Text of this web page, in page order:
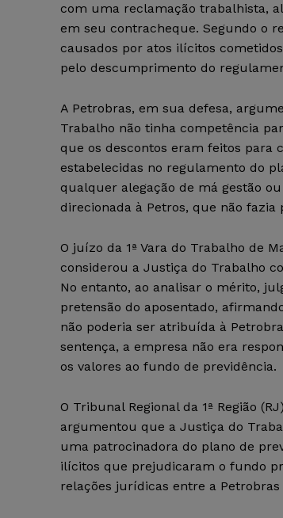
com uma reclamação trabalhista,
em seu contracheque. Segundo o
causados por atos ilícitos
pelo descumprimento do
A Petrobras, em sua defesa,
Trabalho não tinha competência
que os descontos eram feitos para
estabelecidas no regulamento do
qualquer alegação de má gestão
direcionada à Petros, que não fazia
O juízo da 1ª Vara do Trabalho de
considerou a Justiça do Trabalho
No entanto, ao analisar o mérito,
pretensão do aposentado,
não poderia ser atribuída à
sentença, a empresa não era
os valores ao fundo de previdência.
O Tribunal Regional da 1ª Região
argumentou que a Justiça do
uma patrocinadora do plano de
ilícitos que prejudicaram o fundo
relações jurídicas entre a